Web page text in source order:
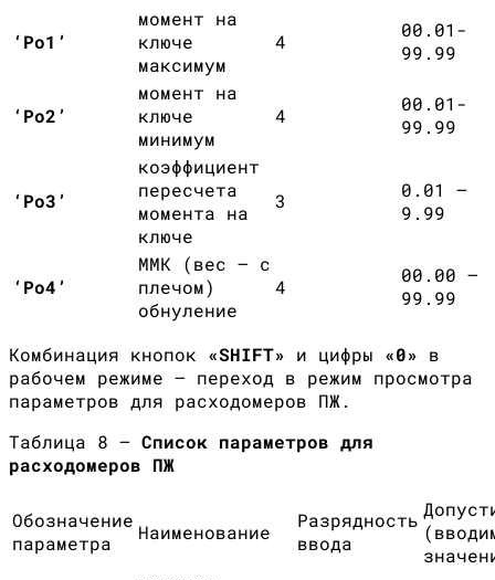
‘Ро1’
момент на
ключе
максимум
4
00.01-
99.99
‘Ро2’
момент на
ключе
минимум
4
00.01-
99.99
‘Ро3’
коэффициент
пересчета
момента на
ключе
3
0.01 –
9.99
‘Ро4’
ММК (вес – с
плечом)
обнуление
4
00.00 –
99.99
Комбинация кнопок «SHIFT» и цифры «0» в
рабочем режиме — переход в режим просмотра
параметров для расходомеров ПЖ.
Таблица 8 — Список параметров для
расходомеров ПЖ
Обозначение
параметра
Наименование
Разрядность
ввода